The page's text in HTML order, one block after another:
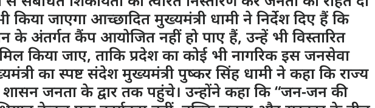
किया जाएगा आच्छादित मुख्यमंत्री धामी ने निर्देश दिए हैं कि
के अंतर्गत कैंप आयोजित नहीं हो पाए हैं, उन्हें भी विस्तारित
किया जाए, ताकि प्रदेश का कोई भी नागरिक इस जनसेवा
का स्पष्ट संदेश मुख्यमंत्री पुष्कर सिंह धामी ने कहा कि राज्य
शासन जनता के द्वार तक पहुंचे। उन्होंने कहा कि “जन-जन की